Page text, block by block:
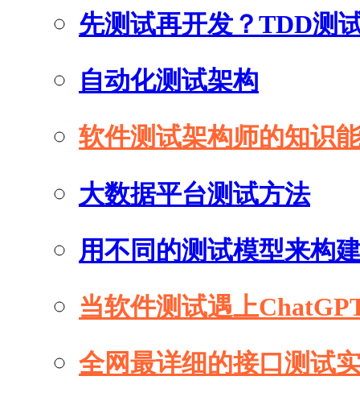
先测试再开发？TDD测
自动化测试架构
软件测试架构师的知识
大数据平台测试方法
用不同的测试模型来构
当软件测试遇上
全网最详细的接口测试